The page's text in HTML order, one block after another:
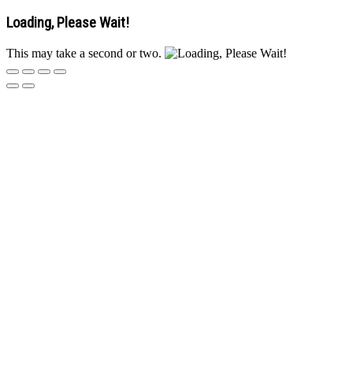
Loading, Please Wait!
This may take a second or two.